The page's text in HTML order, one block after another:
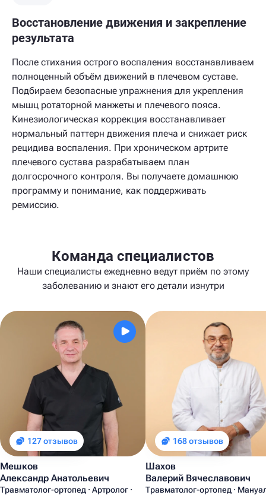
Восстановление движения и закрепление
результата
После стихания острого воспаления восстанавливаем
полноценный объём движений в плечевом суставе.
Подбираем безопасные упражнения для укрепления
мышц ротаторной манжеты и плечевого пояса.
Кинезиологическая коррекция восстанавливает
нормальный паттерн движения плеча и снижает риск
рецидива воспаления. При хроническом артрите
плечевого сустава разрабатываем план
долгосрочного контроля. Вы получаете домашнюю
программу и понимание, как поддерживать
ремиссию.
Команда специалистов
Наши специалисты ежедневно ведут приём по этому
заболеванию и знают его детали изнутри
127 отзывов
Мешков
Александр Анатольевич
Травматолог-ортопед · Артролог ·
168 отзывов
Шахов
Валерий Вячеславович
Травматолог-ортопед ·